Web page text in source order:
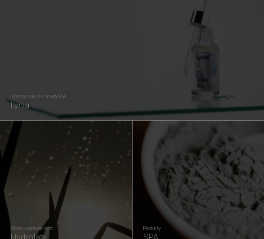
Nasza marka kosmetyków
Lynia
Wody kwiatowe oraz Produkty